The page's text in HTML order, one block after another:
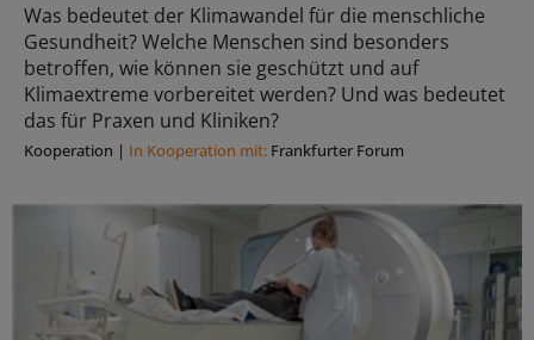
Was bedeutet der Klimawandel für die menschliche
Gesundheit? Welche Menschen sind besonders
betroffen, wie können sie geschützt und auf
Klimaextreme vorbereitet werden? Und was bedeutet
das für Praxen und Kliniken?
Kooperation | In Kooperation mit: Frankfurter Forum